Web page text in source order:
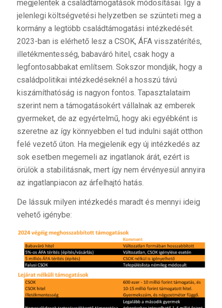
megjelentek a családtámogatások módosításai. Így a
jelenlegi költségvetési helyzetben se szünteti meg a
kormány a legtöbb családtámogatási intézkedését.
2023-ban is elérhető lesz a CSOK, ÁFA visszatérítés,
illetékmentesség, babaváró hitel, csak hogy a
legfontosabbakat említsem. Sokszor mondják, hogy a
családpolitikai intézkedéseknél a hosszú távú
kiszámíthatóság is nagyon fontos. Tapasztalataim
szerint nem a támogatásokért vállalnak az emberek
gyermeket, de az egyértelmű, hogy aki egyébként is
szeretne az így könnyebben el tud indulni saját otthon
felé vezető úton. Ha megjelenik egy új intézkedés az
sok esetben megemeli az ingatlanok árát, ezért is
örülök a stabilitásnak, mert így nem érvényesül annyira
az ingatlanpiacon az árfelhajtó hatás.
De lássuk milyen intézkedés maradt és mennyi ideig
vehető igénybe: